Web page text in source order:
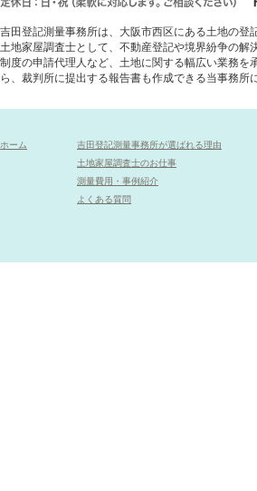
吉田登記測量事務所は、大阪市西区にある土地の登
土地家屋調査士として、不動産登記や境界紛争の解
制度の申請代理人など、土地に関する幅広い業務を
ら、裁判所に提出する報告書も作成できる当事務所
ホーム
吉田登記測量事務所が選ばれる理由
土地家屋調査士のお仕事
測量費用・事例紹介
よくある質問